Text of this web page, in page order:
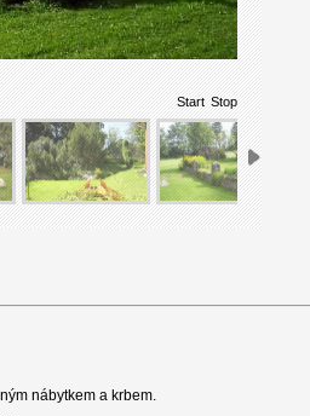
Start Stop
nábytkem a krbem.